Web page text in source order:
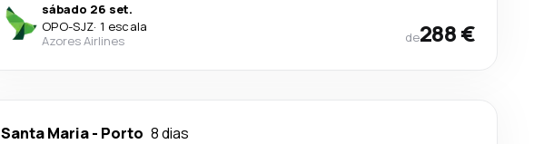
sábado 26 set.
OPO-SJZ· 1 escala
Azores Airlines
de288 €
Santa Maria- Porto 8 dias